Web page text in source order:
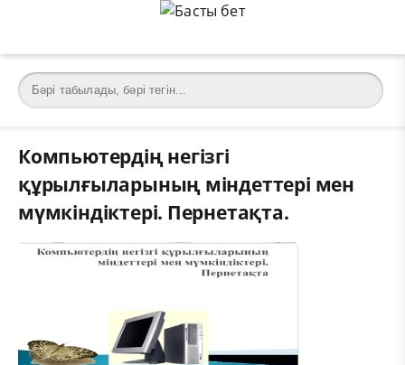
Компьютердің негізгі
құрылғыларының міндеттері мен
мүмкіндіктері. Пернетақта.